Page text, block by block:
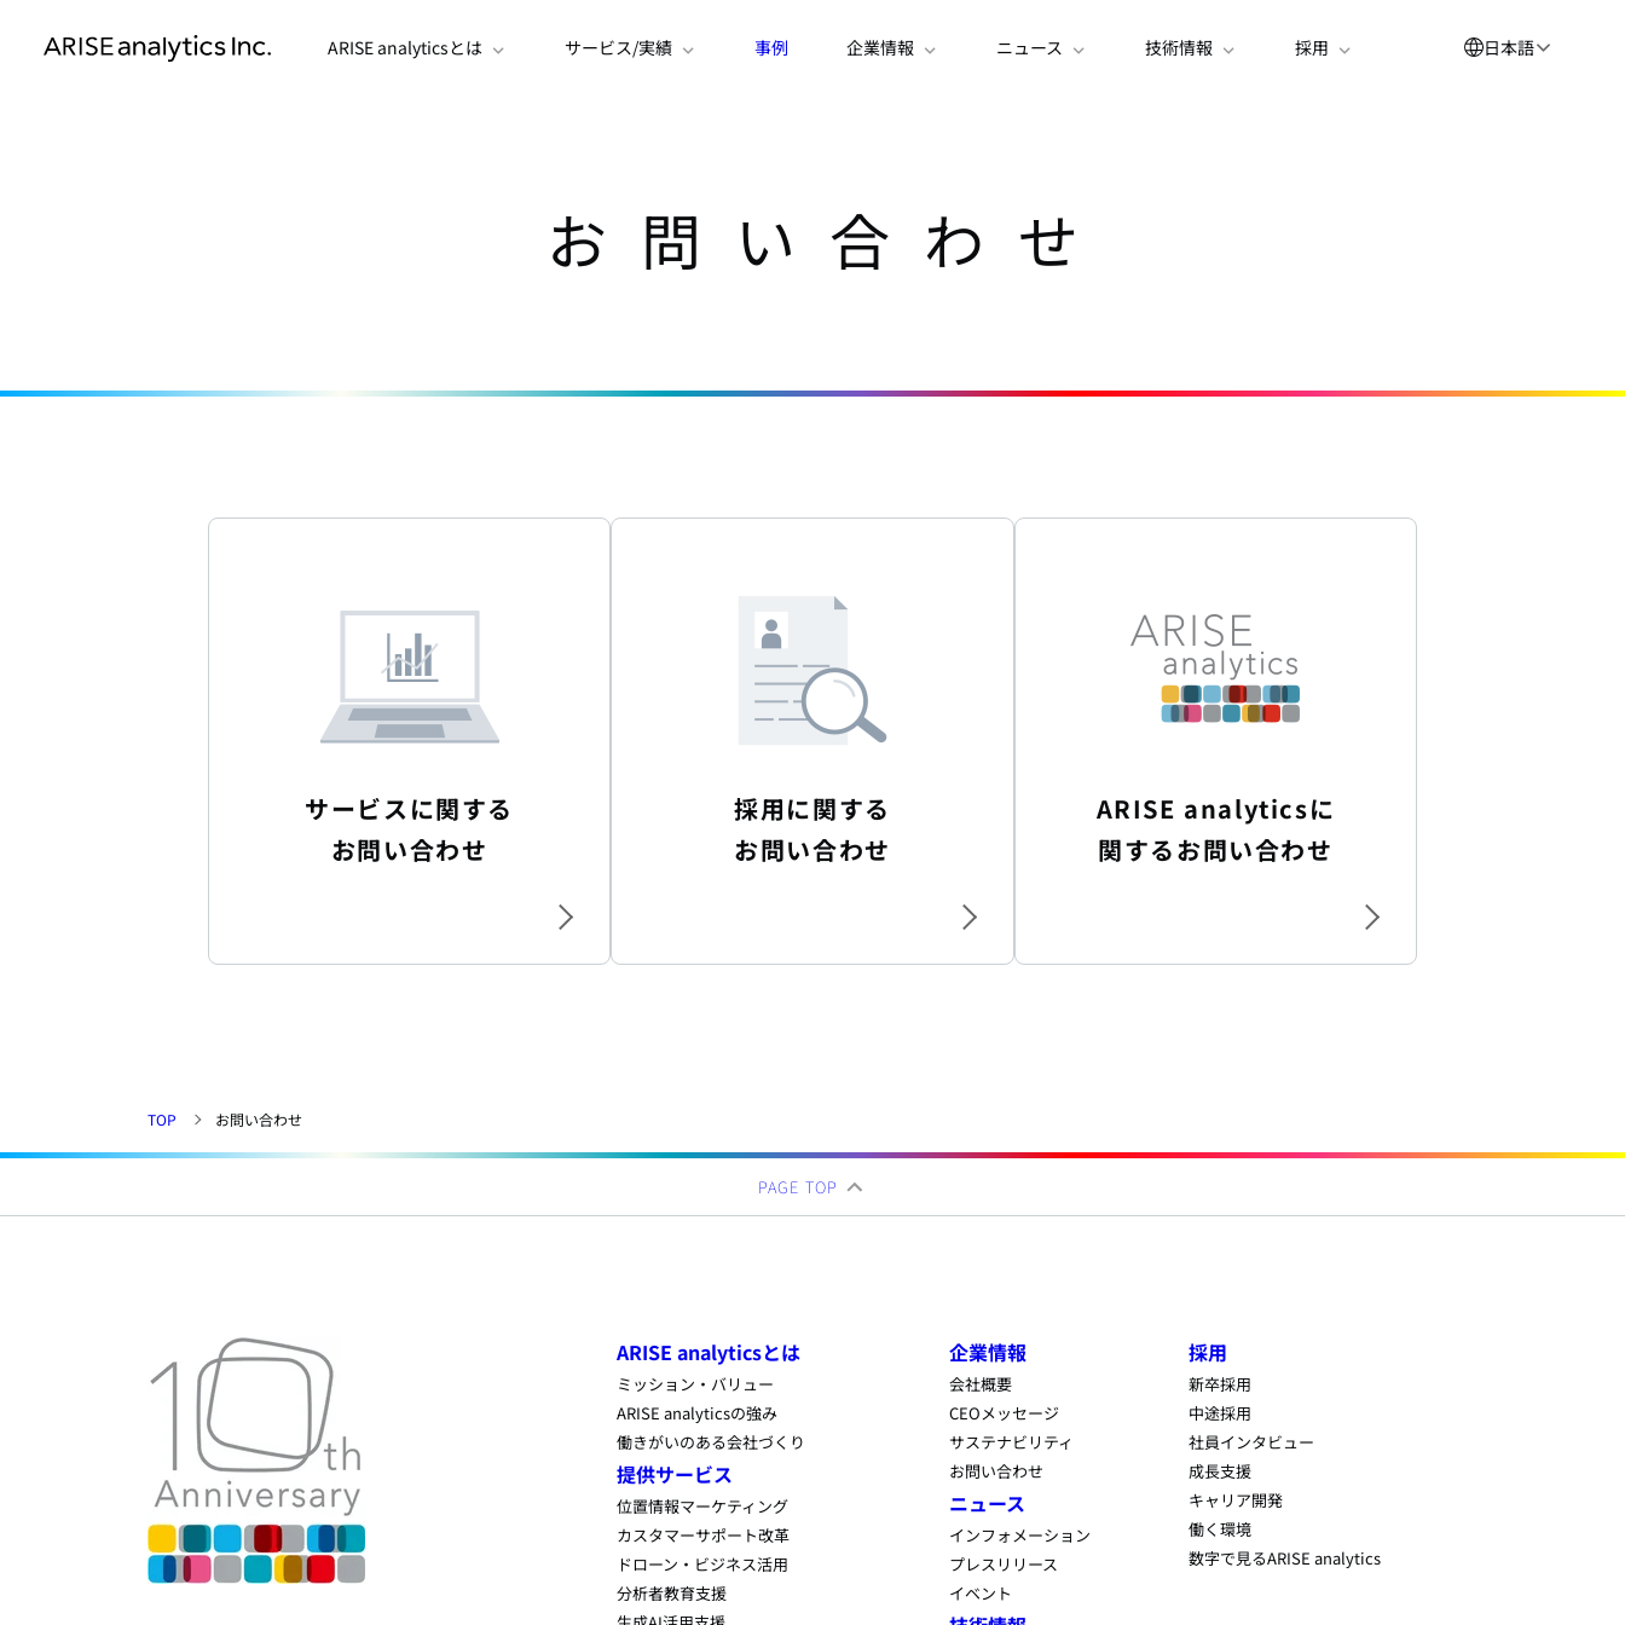
ARISE analyticsとは サービス/実績 事例 企業情報 ニュース 技術情報 採用 日本語
Español
お問い合わせ
サービスに関する
お問い合わせ
採用に関する
お問い合わせ
ARISE analyticsに
関するお問い合わせ
TOP お問い合わせ
PAGE TOP
ARISE analyticsとは
ミッション・バリュー
ARISE analyticsの強み
働きがいのある会社づくり
提供サービス
位置情報マーケティング
カスタマーサポート改革
ドローン・ビジネス活用
分析者教育支援
企業情報
会社概要
CEOメッセージ
サステナビリティ
お問い合わせ
ニュース
インフォメーション
プレスリリース
イベント
採用
新卒採用
中途採用
社員インタビュー
成長支援
キャリア開発
働く環境
数字で見るARISE analytics